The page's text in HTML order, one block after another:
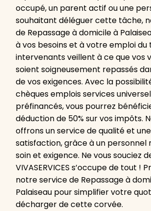
occupé, un parent actif ou une
souhaitant déléguer cette tâche,
de Repassage à domicile à
à vos besoins et à votre emploi du
intervenants veillent à ce que vos
soient soigneusement repassés
de vos exigences. Avec la
chèques emplois services
préfinancés, vous pourrez
déduction de 50% sur vos impôts.
offrons un service de qualité et
satisfaction, grâce à un personnel
soin et exigence. Ne vous souciez
VIVASERVICES s’occupe de tout !
notre service de Repassage à
Palaiseau pour simplifier votre
décharger de cette corvée.